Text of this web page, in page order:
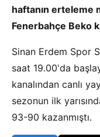
haftanın erteleme
Fenerbahçe Beko
Sinan Erdem Spor
saat 19.00'da
kanalından canlı
sezonun ilk
93-90 kazanmıştı.